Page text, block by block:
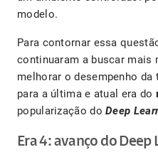
modelo.
Para contornar essa
continuaram a buscar mais
melhorar o desempenho
para a última e atual era do
popularização doDeep
Era 4: avanço do Deep